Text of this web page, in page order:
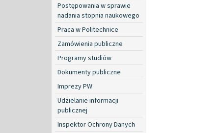
Postępowania w sprawie
nadania stopnia naukowego
Praca w Politechnice
Zamówienia publiczne
Programy studiów
Dokumenty publiczne
Imprezy PW
Udzielanie informacji
publicznej
Inspektor Ochrony Danych